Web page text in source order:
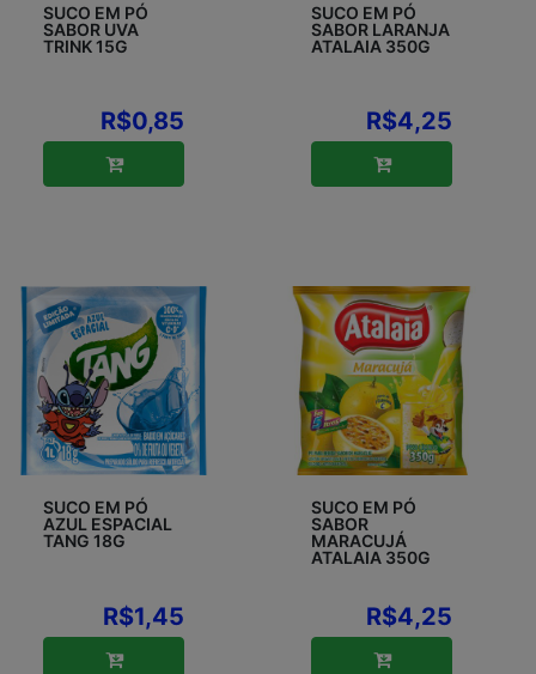
SUCO EM PÓ
SABOR UVA
TRINK 15G
R$0,85
SUCO EM PÓ
SABOR LARANJA
ATALAIA 350G
R$4,25
SUCO EM PÓ
AZUL ESPACIAL
TANG 18G
R$1,45
SUCO EM PÓ
SABOR
MARACUJÁ
ATALAIA 350G
R$4,25